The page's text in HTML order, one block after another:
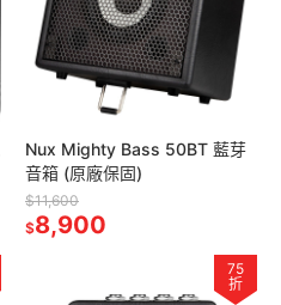
Nux Mighty Bass 50BT 藍芽
音箱 (原廠保固)
$11,600
$8,900
75
折